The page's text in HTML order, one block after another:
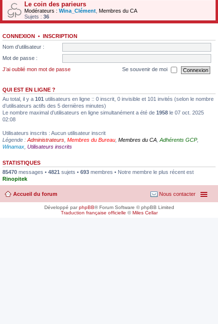
Le coin des parieurs
Modérateurs : Wina_Clément Membres du CA
Sujets : 36
CONNEXION • INSCRIPTION
Nom d’utilisateur :
Mot de passe :
J’ai oublié mon mot de passe
Se souvenir de moi
QUI EST EN LIGNE ?
Au total, il y a 101 utilisateurs en ligne :: 0 inscrit, 0 invisible et 101 invités (selon le nombre
d’utilisateurs actifs des 5 dernières minutes)
Le nombre maximal d’utilisateurs en ligne simultanément a été de 1958 le 07 oct. 2025
02:08
Utilisateurs inscrits : Aucun utilisateur inscrit
Légende : Administrateurs Membres du Bureau Membres du CA Adhérents GCP,
Winamax Utilisateurs inscrits
STATISTIQUES
85470 messages • 4821 sujets • 693 membres • Notre membre le plus récent est
Rinopitek
Accueil du forum Nous contacter
Développé parphpBB® Forum Software © phpBB Limited
Traduction française officielle ©Miles Cellar